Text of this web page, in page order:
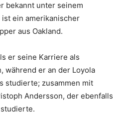
bekannt unter seinem
ist ein amerikanischer
aus Oakland.
er seine Karriere als
während er an der Loyola
studierte; zusammen mit
Andersson, der ebenfalls